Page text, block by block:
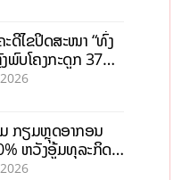
ດີໄຂປິດສະໜາ “ທົ່ງ
ພົບໂຄງກະດູກ 37
ກ
ກຽມຫຼຸດອາກອນ
ຫວັງອູ້ມທຸລະກິດ
ແລະ ຈຸນລະ